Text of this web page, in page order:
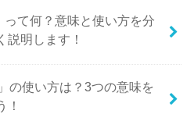
って何？意味と使い方を分
説明します！
の使い方は？3つの意味を
！